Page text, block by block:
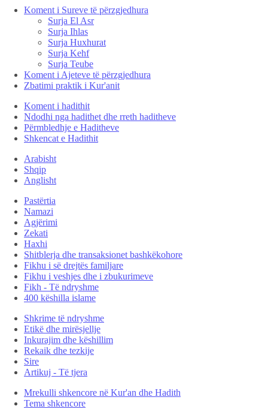
Koment i Sureve të përzgjedhura
Surja El Asr
Surja Ihlas
Surja Huxhurat
Surja Kehf
Surja Teube
Koment i Ajeteve të përzgjedhura
Zbatimi praktik i Kur'anit
Koment i hadithit
Ndodhi nga hadithet dhe rreth haditheve
Përmbledhje e Haditheve
Shkencat e Hadithit
Arabisht
Shqip
Anglisht
Pastërtia
Namazi
Agjërimi
Zekati
Haxhi
Shitblerja dhe transaksionet bashkëkohore
Fikhu i së drejtës familjare
Fikhu i veshjes dhe i zbukurimeve
Fikh - Të ndryshme
400 këshilla islame
Shkrime të ndryshme
Etikë dhe mirësjellje
Inkurajim dhe këshillim
Rekaik dhe tezkije
Sire
Artikuj - Të tjera
Mrekulli shkencore në Kur'an dhe Hadith
Tema shkencore